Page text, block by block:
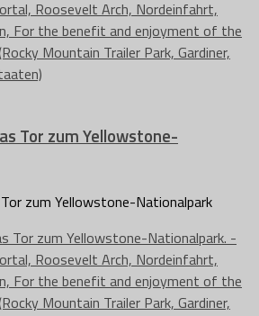
Tor zum Yellowstone-
zum Yellowstone-Nationalpark